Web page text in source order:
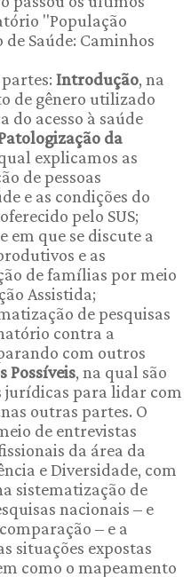
"População
Saúde: Caminhos
Introdução, na
de gênero utilizado
do acesso à saúde
da
explicamos as
de pessoas
e as condições do
pelo SUS;
em que se discute a
e as
de famílias por meio
Assistida;
de pesquisas
contra a
com outros
Possíveis, na qual são
jurídicas para lidar com
outras partes. O
de entrevistas
da área da
e Diversidade, com
sistematização de
nacionais – e
– e a
situações expostas
como o mapeamento